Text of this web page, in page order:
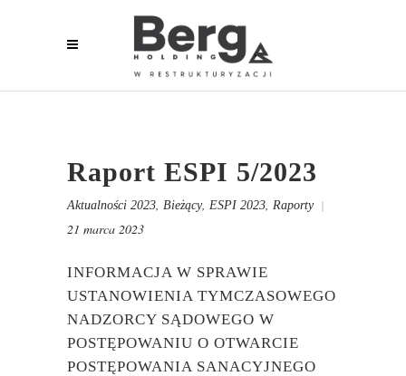
Raport ESPI 5/2023
Aktualności 2023, Bieżący, ESPI 2023, Raporty
21 marca 2023
INFORMACJA W SPRAWIE
USTANOWIENIA TYMCZASOWEGO
NADZORCY SĄDOWEGO W
POSTĘPOWANIU O OTWARCIE
POSTĘPOWANIA SANACYJNEGO